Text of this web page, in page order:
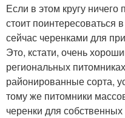
Если в этом кругу
стоит поинтересоваться
сейчас черенками для
Это, кстати, очень
региональных
районированные сорта,
тому же питомники
черенки для